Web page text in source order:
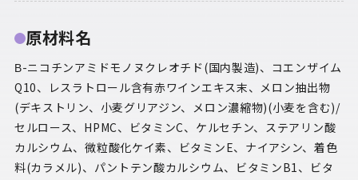
原材料名
Β-ニコチンアミドモノヌクレオチド(国内製造)、コエンザイム
Q10、レスラトロール含有赤ワインエキス末、メロン抽出物
(デキストリン、小麦グリアジン、メロン濃縮物)(小麦を含む)/
セルロース、HPMC、ビタミンC、ケルセチン、ステアリン酸
カルシウム、微粒酸化ケイ素、ビタミンE、ナイアシン、着色
料(カラメル)、パントテン酸カルシウム、ビタミンB1、ビタ